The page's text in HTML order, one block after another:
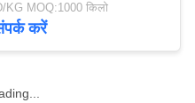
KG MOQ:1000 किलो
करें